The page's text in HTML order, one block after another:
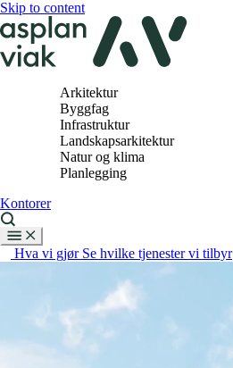
Skip to content
Arkitektur
Byggfag
Infrastruktur
Landskapsarkitektur
Natur og klima
Planlegging
Kontorer
Hva vi gjør Se hvilke tjenester vi tilbyr